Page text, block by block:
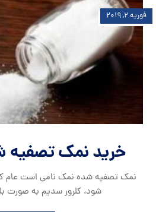
خرید نمک
فوریه ۲, ۲۰۱۹
نمک تصفیه شده نمک نامی است عام
شود، کلرور سدیم به صورت